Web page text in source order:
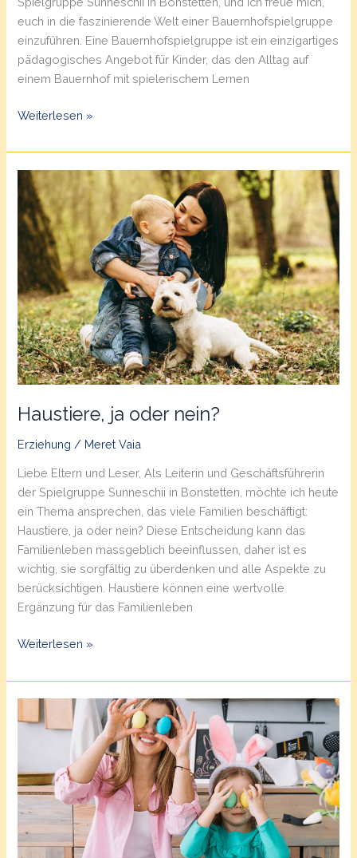
euch in die faszinierende Welt einer Bauernhofspielgruppe
einzuführen. Eine Bauernhofspielgruppe ist ein einzigartiges
pädagogisches Angebot für Kinder, das den Alltag auf
einem Bauernhof mit spielerischem Lernen
Bauernhofspielgruppen
Weiterlesen »
Haustiere, ja oder nein?
Erziehung / Meret Vaia
Liebe Eltern und Leser, Als Leiterin und Geschäftsführerin
der Spielgruppe Sunneschii in Bonstetten, möchte ich heute
ein Thema ansprechen, das viele Familien beschäftigt:
Haustiere, ja oder nein? Diese Entscheidung kann das
Familienleben massgeblich beeinflussen, daher ist es
wichtig, sie sorgfältig zu überdenken und alle Aspekte zu
berücksichtigen. Haustiere können eine wertvolle
Ergänzung für das Familienleben
Haustiere,
oder
nein?
Weiterlesen »